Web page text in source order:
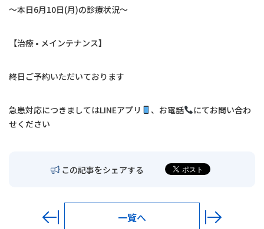
よくあるご質問
お知らせ
交通アクセス
お問い合わせ
〜本日6月10日(月)の診療状況〜
【治療 • メインテナンス】
終日ご予約いただいております
急患対応につきましてはLINEアプリ 、お電話
にてお問い合わ
せください
この記事をシェアする
一覧へ